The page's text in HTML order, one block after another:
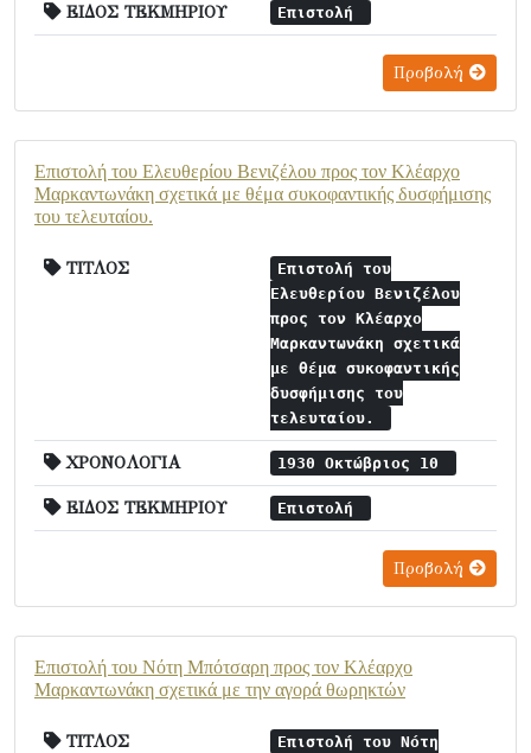
ΕΙΔΟΣ ΤΕΚΜΗΡΙΟΥ Επιστολή
Προβολή
Επιστολή του Ελευθερίου Βενιζέλου προς τον Κλέαρχο
Μαρκαντωνάκη σχετικά με θέμα συκοφαντικής δυσφήμισης
του τελευταίου.
ΤΙΤΛΟΣ
Επιστολή του
Ελευθερίου Βενιζέλου
προς τον Κλέαρχο
Μαρκαντωνάκη σχετικά
με θέμα συκοφαντικής
δυσφήμισης του
τελευταίου.
ΧΡΟΝΟΛΟΓΙΑ 1930 Οκτώβριος 10
ΕΙΔΟΣ ΤΕΚΜΗΡΙΟΥ Επιστολή
Προβολή
Επιστολή του Νότη Μπότσαρη προς τον Κλέαρχο
Μαρκαντωνάκη σχετικά με την αγορά θωρηκτών
ΤΙΤΛΟΣ
Επιστολή του Νότη